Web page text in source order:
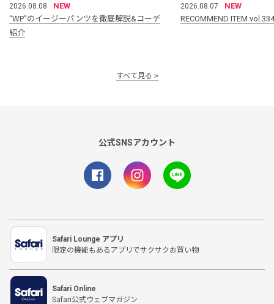
2026.08.08
NEW
“WP”のイージーパンツを徹底解説&コーデ
紹介
2026.08.07
NEW
RECOMMEND ITEM vol.334
すべて見る
公式SNSアカウント
Safari Lounge アプリ
限定の機能もあるアプリでサクサクお買い物
Safari Online
Safari公式ウェブマガジン